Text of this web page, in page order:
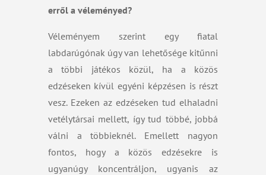
erről a véleményed?
Véleményem szerint egy fiatal
labdarúgónak úgy van lehetősége kitűnni
a többi játékos közül, ha a közös
edzéseken kívül egyéni képzésen is részt
vesz. Ezeken az edzéseken tud elhaladni
vetélytársai mellett, így tud többé, jobbá
válni a többieknél. Emellett nagyon
fontos, hogy a közös edzésekre is
ugyanúgy koncentráljon, ugyanis az